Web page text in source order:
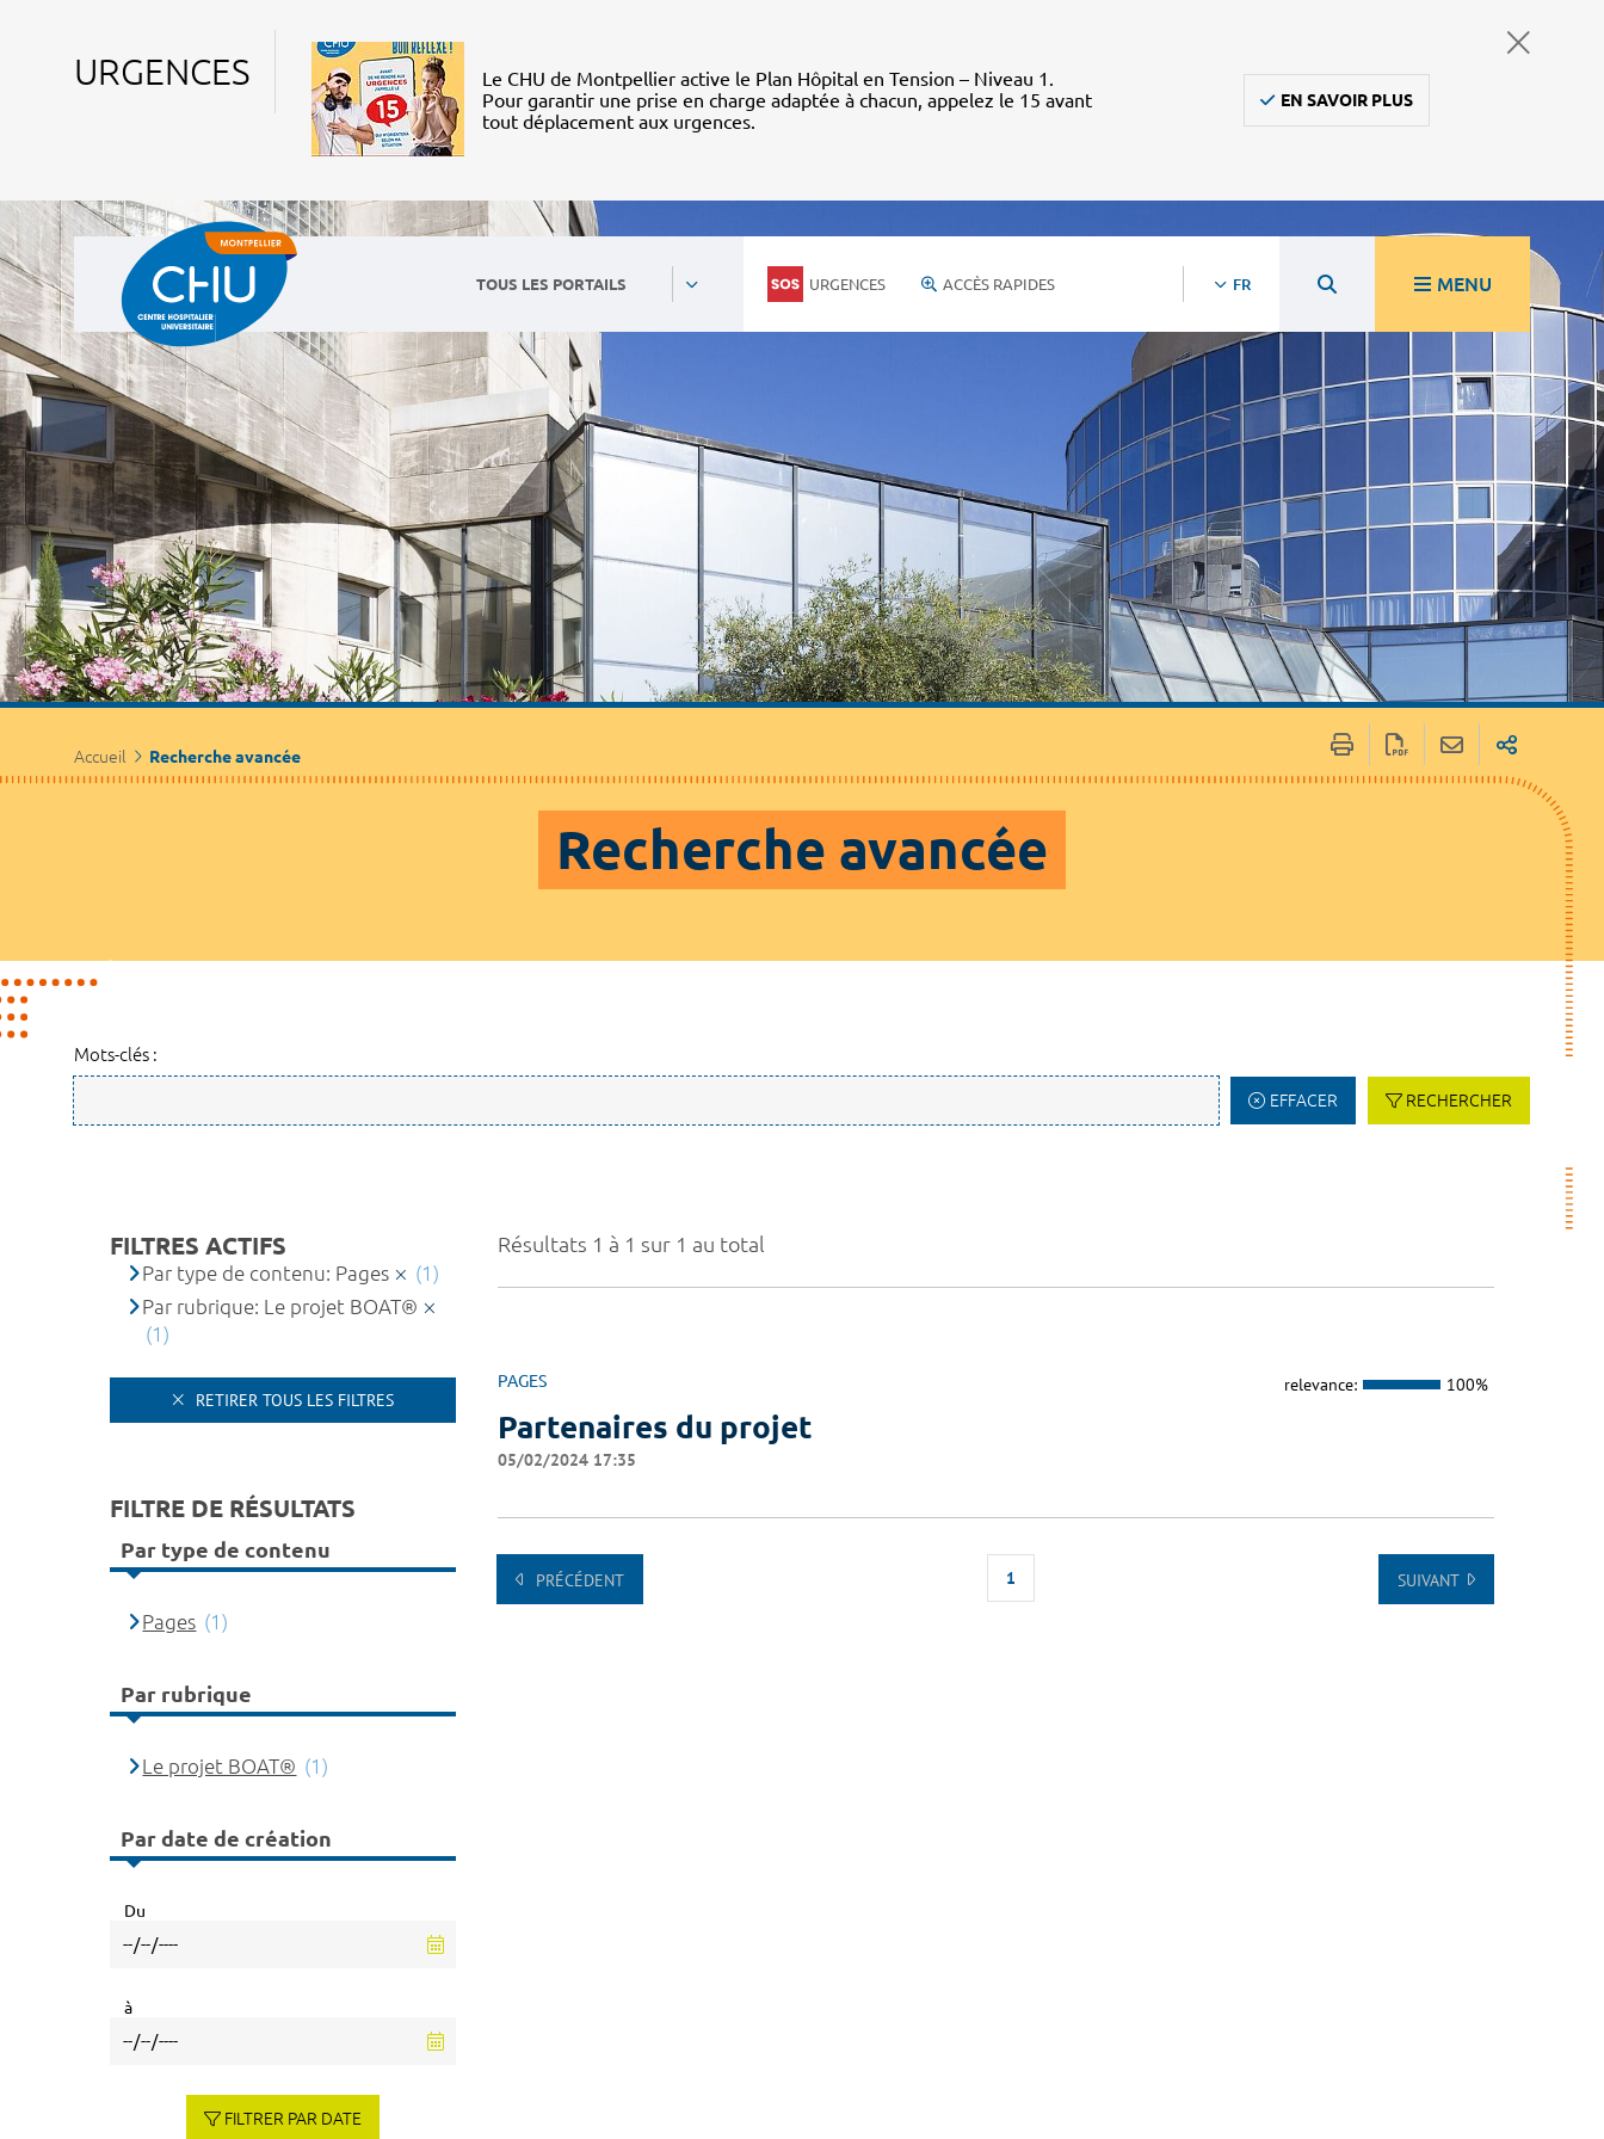
URGENCES
Le CHU de Montpellier active le Plan Hôpital en Tension – Niveau 1.
Pour garantir une prise en charge adaptée à chacun, appelez le 15 avant
tout déplacement aux urgences.
EN SAVOIR PLUS
TOUS LES PORTAILS URGENCES ACCÈS RAPIDES FR MENU
Accueil Recherche avancée
Recherche avancée
Mots-clés :
EFFACER RECHERCHER
Résultats 1 à 1 sur 1 au total
PAGES relevance: 100%
Partenaires du projet
05/02/2024 17:35
PRÉCÉDENT 1 SUIVANT
FILTRES ACTIFS
Par type de contenu: Pages
(1)
Par rubrique: Le projet BOAT®
(1)
RETIRER TOUS LES FILTRES
FILTRE DE RÉSULTATS
Par type de contenu
Pages (1)
Par rubrique
Le projet BOAT® (1)
Par date de création
Du
à
FILTRER PAR DATE